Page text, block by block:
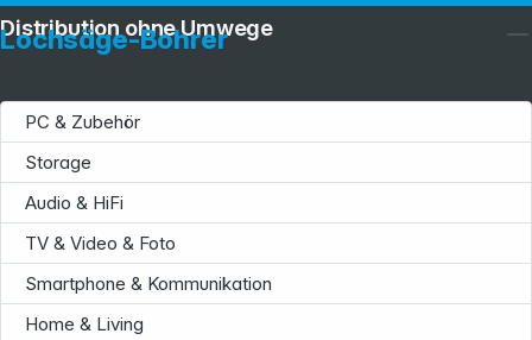
Lochsäge-Bohrer
PC & Zubehör
Storage
Audio & HiFi
TV & Video & Foto
Smartphone & Kommunikation
Home & Living
Distribution ohne Umwege